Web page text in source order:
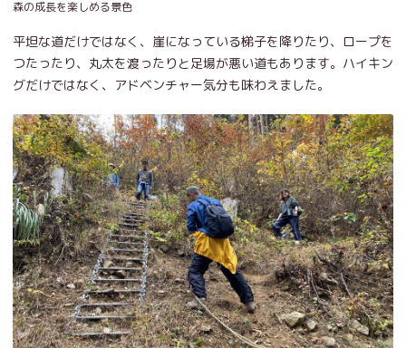
森の成長を楽しめる景色
平坦な道だけではなく、崖になっている梯子を降りたり、ロープを
つたったり、丸太を渡ったりと足場が悪い道もあります。ハイキン
グだけではなく、アドベンチャー気分も味わえました。